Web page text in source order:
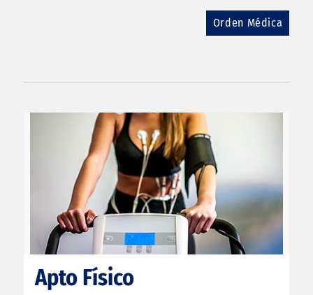
Orden Médica
Apto Físico